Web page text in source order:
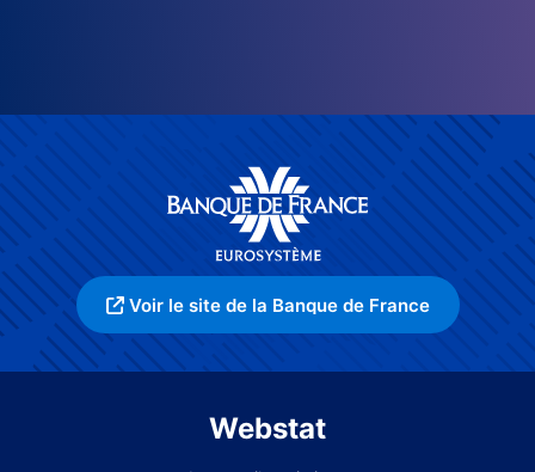
Voir le site de la Banque de France
Webstat